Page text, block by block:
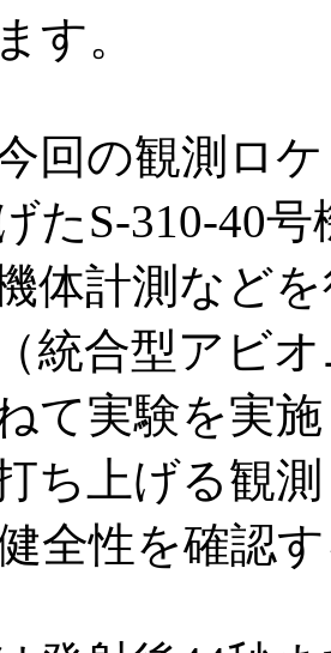
す。
回の観測ロケ
たS-310-40
体計測など
統合型アビ
て実験を実
ち上げる観
全性を確認